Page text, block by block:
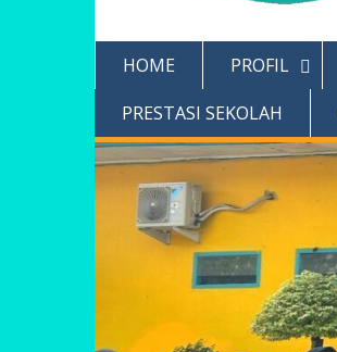
HOME PROFIL
PRESTASI SEKOLAH